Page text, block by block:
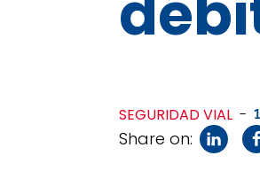
SEGURIDAD VIAL -
Share on: